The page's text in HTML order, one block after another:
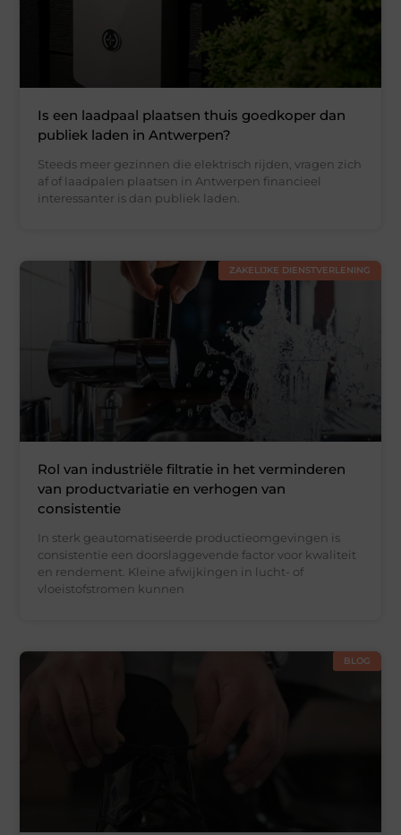
Is een laadpaal plaatsen thuis goedkoper dan
publiek laden in Antwerpen?
Steeds meer gezinnen die elektrisch rijden, vragen zich
af of laadpalen plaatsen in Antwerpen financieel
interessanter is dan publiek laden.
ZAKELIJKE DIENSTVERLENING
Rol van industriële filtratie in het verminderen
van productvariatie en verhogen van
consistentie
In sterk geautomatiseerde productieomgevingen is
consistentie een doorslaggevende factor voor kwaliteit
en rendement. Kleine afwijkingen in lucht- of
vloeistofstromen kunnen
BLOG